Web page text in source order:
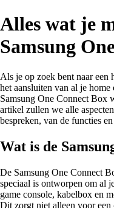
Alles wat je
Samsung
Als je op zoek bent naar een
het aansluiten van al je home
Samsung One Connect Box
artikel zullen we alle
bespreken, van de functies
Wat is de
De Samsung One Connect
speciaal is ontworpen om al
game console, kabelbox en
Dit zorgt niet alleen voor